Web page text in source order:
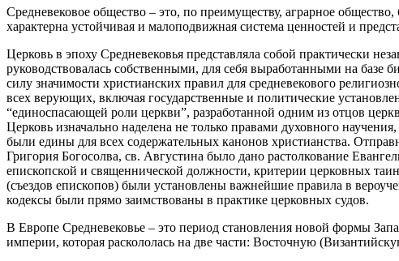
Средневековое общество – это, по преимуществу, аграрное
характерна устойчивая и малоподвижная система ценностей и
Церковь в эпоху Средневековья представляла собой практически
руководствовалась собственными, для себя выработанными на
силу значимости христианских правил для средневекового
всех верующих, включая государственные и политические
“единоспасающей роли церкви”, разработанной одним из отцов
Церковь изначально наделена не только правами духовного
были едины для всех содержательных канонов христианства.
Григория Богосолва, св. Августина было дано растолкование
епископской и священнической должности, критерии церковных
(съездов епископов) были установлены важнейшие правила в
кодексы были прямо заимствованы в практике церковных судов.
В Европе Средневековье – это период становления новой формы
империи, которая раскололась на две части: Восточную